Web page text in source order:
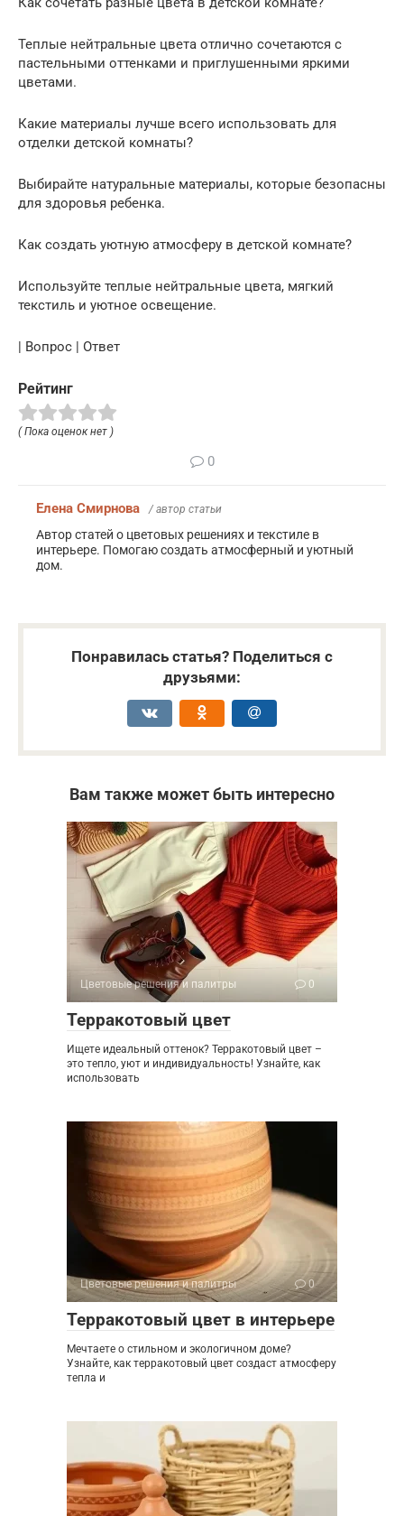
Теплые нейтральные цвета отлично сочетаются с
пастельными оттенками и приглушенными яркими
цветами.
Какие материалы лучше всего использовать для
отделки детской комнаты?
Выбирайте натуральные материалы, которые безопасны
для здоровья ребенка.
Как создать уютную атмосферу в детской комнате?
Используйте теплые нейтральные цвета, мягкий
текстиль и уютное освещение.
| Вопрос | Ответ
Рейтинг
( Пока оценок нет )
0
Елена Смирнова / автор статьи
Автор статей о цветовых решениях и текстиле в
интерьере. Помогаю создать атмосферный и уютный
дом.
Понравилась статья? Поделиться с
друзьями:
Вам также может быть интересно
Цветовые решения и палитры 0
Терракотовый цвет
Ищете идеальный оттенок? Терракотовый цвет –
это тепло, уют и индивидуальность! Узнайте, как
использовать
Цветовые решения и палитры 0
Терракотовый цвет в интерьере
Мечтаете о стильном и экологичном доме?
Узнайте, как терракотовый цвет создаст атмосферу
тепла и